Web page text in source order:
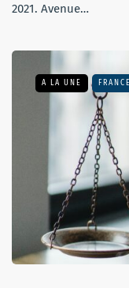
2021. Avenue…
A LA UNE FRANCE